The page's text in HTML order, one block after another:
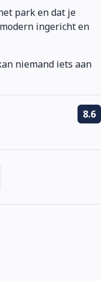
park en dat je
ingericht en
niemand iets aan
8.6